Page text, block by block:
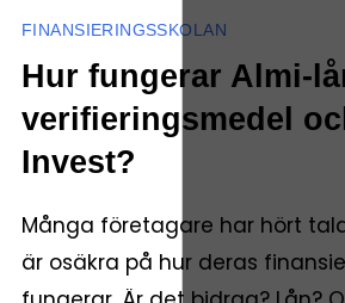
FINANSIERINGSSKOLAN
Hur fungerar Almi-
verifieringsmedel
Invest?
Många företagare har hört
är osäkra på hur deras